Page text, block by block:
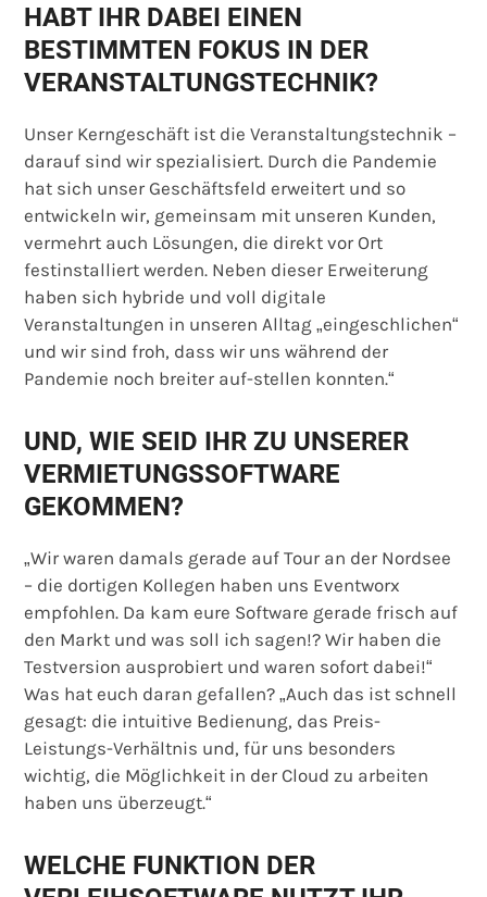
HABT IHR DABEI EINEN
BESTIMMTEN FOKUS IN DER
VERANSTALTUNGSTECHNIK?
Unser Kerngeschäft ist die Veranstaltungstechnik –
darauf sind wir spezialisiert. Durch die Pandemie
hat sich unser Geschäftsfeld erweitert und so
entwickeln wir, gemeinsam mit unseren Kunden,
vermehrt auch Lösungen, die direkt vor Ort
festinstalliert werden. Neben dieser Erweiterung
haben sich hybride und voll digitale
Veranstaltungen in unseren Alltag „eingeschlichen“
und wir sind froh, dass wir uns während der
Pandemie noch breiter auf-stellen konnten.“
UND, WIE SEID IHR ZU UNSERER
VERMIETUNGSSOFTWARE
GEKOMMEN?
„Wir waren damals gerade auf Tour an der Nordsee
– die dortigen Kollegen haben uns Eventworx
empfohlen. Da kam eure Software gerade frisch auf
den Markt und was soll ich sagen!? Wir haben die
Testversion ausprobiert und waren sofort dabei!“
Was hat euch daran gefallen? „Auch das ist schnell
gesagt: die intuitive Bedienung, das Preis-
Leistungs-Verhältnis und, für uns besonders
wichtig, die Möglichkeit in der Cloud zu arbeiten
haben uns überzeugt.“
WELCHE FUNKTION DER